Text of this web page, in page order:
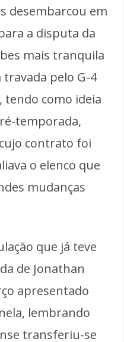
desembarcou em
a disputa da
mais tranquila
pelo G-4
tendo como ideia
temporada,
contrato foi
o elenco que
mudanças
que já teve
de Jonathan
apresentado
lembrando
transferiu-se